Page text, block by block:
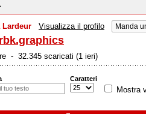
Lardeur Visualizza il profilo Manda
- 32.345 scaricati (1 ieri)
Caratteri
Mostra